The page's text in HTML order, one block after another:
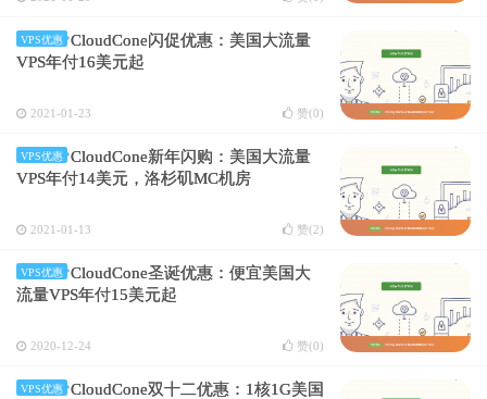
VPS优惠
CloudCone闪促优惠：美国大流量
VPS年付16美元起
2021-01-23 赞(0)
VPS优惠
CloudCone新年闪购：美国大流量
VPS年付14美元，洛杉矶MC机房
2021-01-13 赞(2)
VPS优惠
CloudCone圣诞优惠：便宜美国大
流量VPS年付15美元起
2020-12-24 赞(0)
VPS优惠
CloudCone双十二优惠：1核1G美国